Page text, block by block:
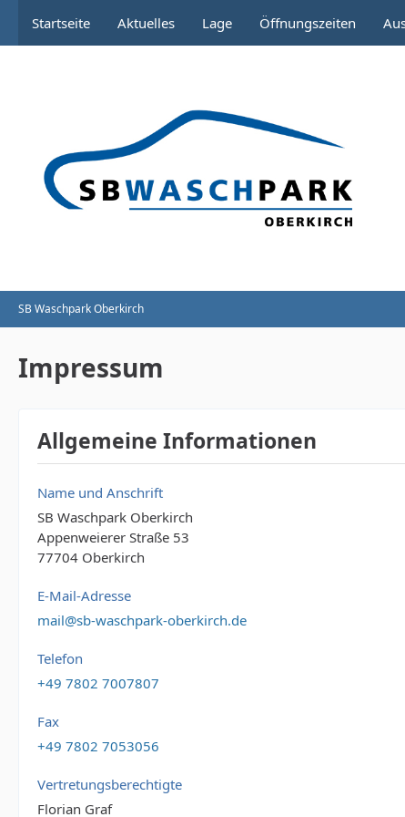
Startseite Aktuelles Lage Öffnungszeiten
SB Waschpark Oberkirch
Impressum
Allgemeine Informationen
Name und Anschrift
SB Waschpark Oberkirch
Appenweierer Straße 53
77704 Oberkirch
E-Mail-Adresse
mail@sb-waschpark-oberkirch.de
Telefon
+49 7802 7007807
Fax
+49 7802 7053056
Vertretungsberechtigte
Florian Graf